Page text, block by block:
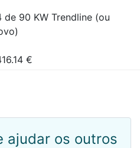
de 90 KW Trendline (ou
€
ajudar os outros